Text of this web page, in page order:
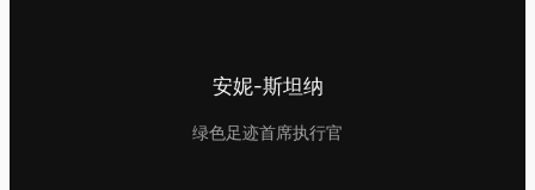
安妮-斯坦纳
绿色足迹首席执行官